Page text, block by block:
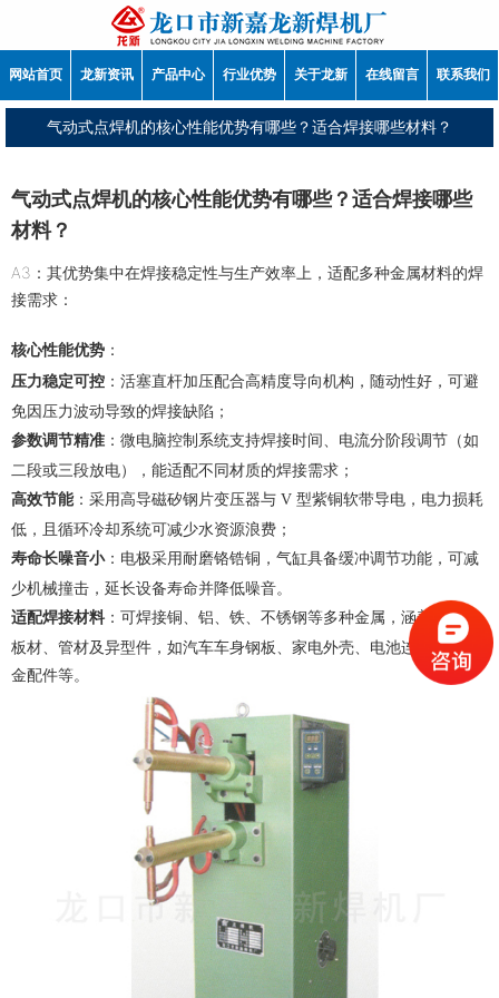
网站首页 龙新资讯 产品中心 行业优势 关于龙新 在线留言 联系我们
气动式点焊机的核心性能优势有哪些？适合焊接哪些材料？
气动式点焊机的核心性能优势有哪些？适合焊接哪些
材料？
A3：其优势集中在焊接稳定性与生产效率上，适配多种金属材料的焊
接需求：
核心性能优势 ：
压力稳定可控 ：活塞直杆加压配合高精度导向机构，随动性好，可避
免因压力波动导致的焊接缺陷；
参数调节精准 ：微电脑控制系统支持焊接时间、电流分阶段调节（如
二段或三段放电），能适配不同材质的焊接需求；
高效节能：采用高导磁矽钢片变压器与 V 型紫铜软带导电，电力损耗
低，且循环冷却系统可减少水资源浪费；
寿命长噪音小：电极采用耐磨铬锆铜，气缸具备缓冲调节功能，可减
少机械撞击，延长设备寿命并降低噪音。
适配焊接材料 ：可焊接铜、铝、铁、不锈钢等多种金属，涵盖线材、
板材、管材及异型件，如汽车车身钢板、家电外壳、电池连接片、五
金配件等。